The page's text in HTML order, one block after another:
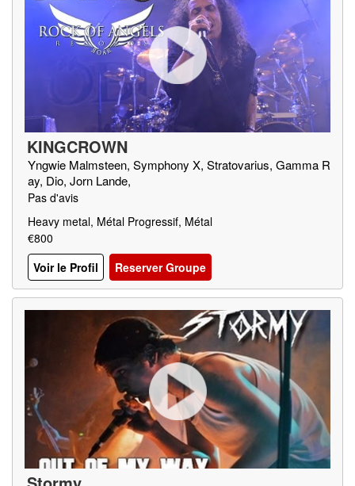
KINGCROWN
Yngwie Malmsteen, Symphony X, Stratovarius, Gamma R
ay, Dio, Jorn Lande,
Pas d'avis
Heavy metal, Métal Progressif, Métal
€800
Voir le Profil
Reserver Groupe